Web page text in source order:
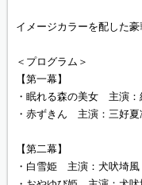
イメージカラーを配した
＜プログラム＞
【第一幕】
・眠れる森の美女 主演：
・赤ずきん 主演：三好夏
【第二幕】
・白雪姫 主演：犬吠埼風